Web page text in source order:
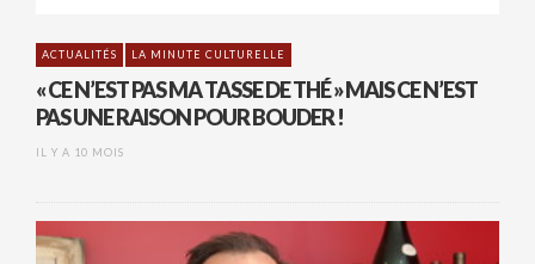
ACTUALITÉS LA MINUTE CULTURELLE
« CE N’EST PAS MA TASSE DE THÉ » MAIS CE N’EST
PAS UNE RAISON POUR BOUDER !
IL Y A 10 MOIS